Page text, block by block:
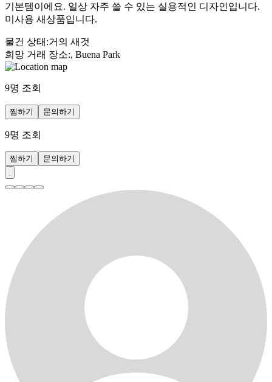
기본템이에요. 일상 자주 쓸 수 있는 실용적인 디자인입니다.
미사용 새상품입니다.
물건 상태 :거의 새것
희망 거래 장소:, Buena Park
9명 조회
찜하기 문의하기
9명 조회
찜하기 문의하기